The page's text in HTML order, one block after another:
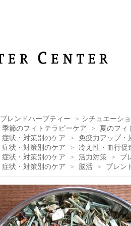
ブレンドハーブティー > シチュエーシ
季節のフィトテラピーケア > 夏のフィ
症状・対策別のケア > 免疫力アップ・
症状・対策別のケア > 冷え性・血行促
症状・対策別のケア > 活力対策 >
ブ
症状・対策別のケア > 脳活 > ブレン